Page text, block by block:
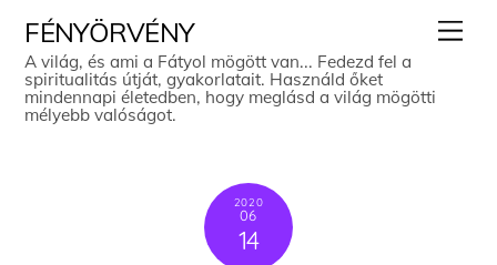
content
FÉNYÖRVÉNY
A világ, és ami a Fátyol mögött van... Fedezd fel a
spiritualitás útját, gyakorlatait. Használd őket
mindennapi életedben, hogy meglásd a világ mögötti
mélyebb valóságot.
2020
06
14